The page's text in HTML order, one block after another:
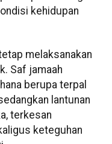
kehidupan
melaksanakan
Saf jamaah
berupa terpal
lantunan
terkesan
keteguhan